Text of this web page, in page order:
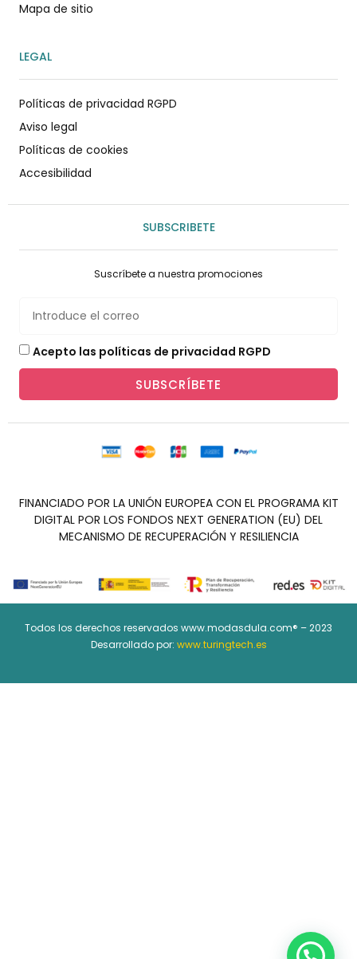
Mapa de sitio
LEGAL
Políticas de privacidad RGPD
Aviso legal
Políticas de cookies
Accesibilidad
SUBSCRIBETE
Suscríbete a nuestra promociones
Acepto las políticas de privacidad RGPD
SUBSCRÍBETE
FINANCIADO POR LA UNIÓN EUROPEA CON EL PROGRAMA KIT
DIGITAL POR LOS FONDOS NEXT GENERATION (EU) DEL
MECANISMO DE RECUPERACIÓN Y RESILIENCIA
Todos los derechos reservados www.modasdula.com® – 2023
Desarrollado por: www.turingtech.es